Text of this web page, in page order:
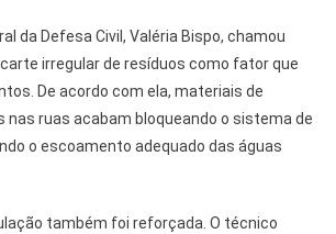
da Defesa Civil, Valéria Bispo, chamou
irregular de resíduos como fator que
De acordo com ela, materiais de
nas ruas acabam bloqueando o sistema de
o escoamento adequado das águas
também foi reforçada. O técnico